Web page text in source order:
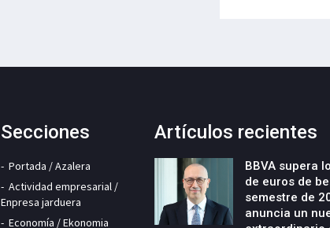
Secciones
Portada / Azalera
Actividad empresarial /
Enpresa jarduera
Economía / Ekonomia
Artículos recientes
BBVA supera
de euros de
semestre de
anuncia un